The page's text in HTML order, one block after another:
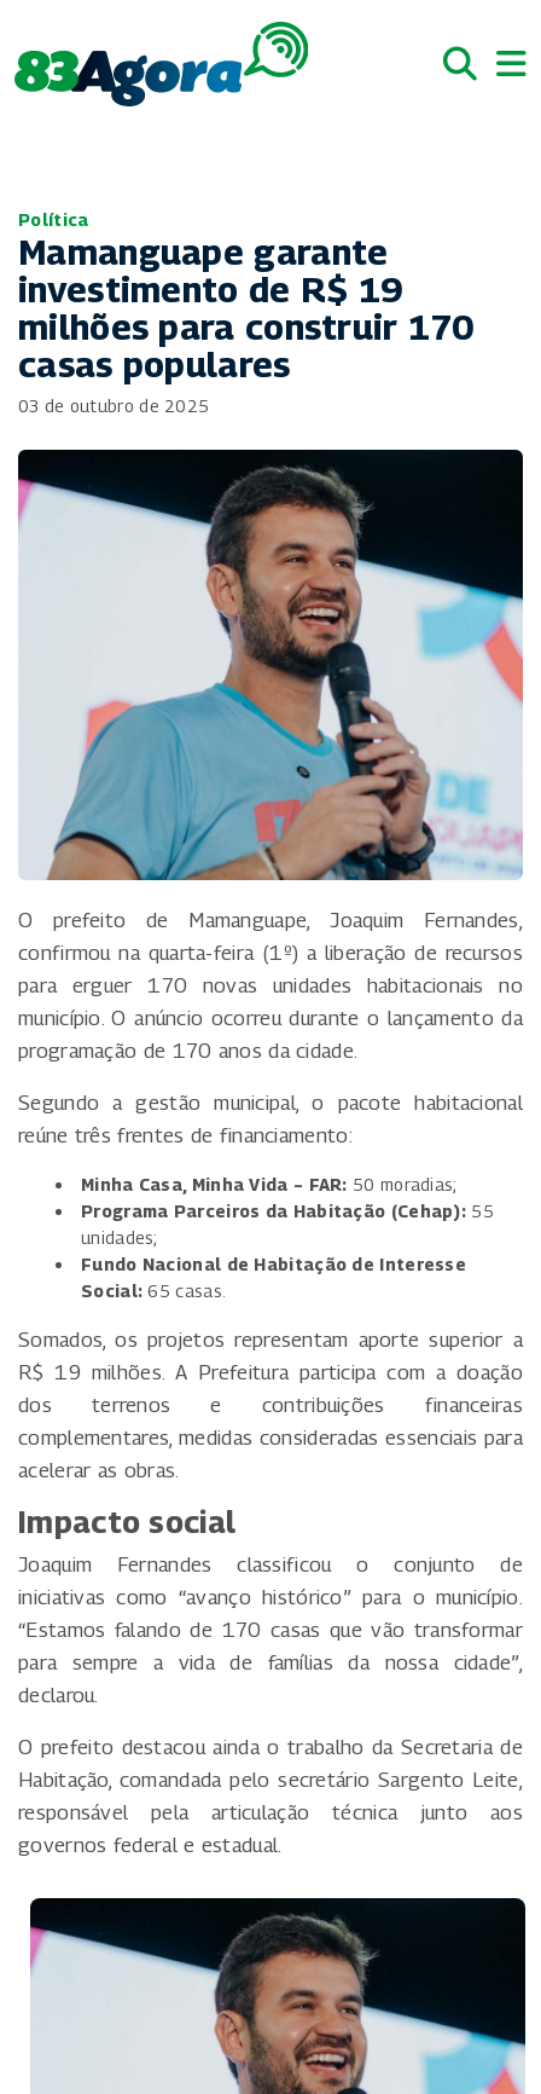
Política
Mamanguape garante
investimento de R$ 19
milhões para construir 170
casas populares
03 de outubro de 2025
O prefeito de Mamanguape, Joaquim Fernandes,
confirmou na quarta-feira (1º) a liberação de recursos
para erguer 170 novas unidades habitacionais no
município. O anúncio ocorreu durante o lançamento da
programação de 170 anos da cidade.
Segundo a gestão municipal, o pacote habitacional
reúne três frentes de financiamento:
Minha Casa, Minha Vida – FAR: 50 moradias;
Programa Parceiros da Habitação (Cehap): 55
unidades;
Fundo Nacional de Habitação de Interesse
Social: 65 casas.
Somados, os projetos representam aporte superior a
R$ 19 milhões. A Prefeitura participa com a doação
dos terrenos e contribuições financeiras
complementares, medidas consideradas essenciais para
acelerar as obras.
Impacto social
Joaquim Fernandes classificou o conjunto de
iniciativas como “avanço histórico” para o município.
“Estamos falando de 170 casas que vão transformar
para sempre a vida de famílias da nossa cidade”,
declarou.
O prefeito destacou ainda o trabalho da Secretaria de
Habitação, comandada pelo secretário Sargento Leite,
responsável pela articulação técnica junto aos
governos federal e estadual.